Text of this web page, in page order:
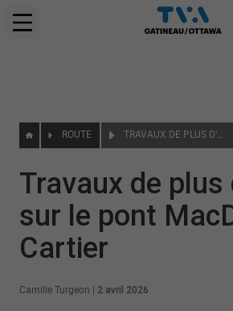
ROUTE TRAVAUX DE PLUS D’UN AN SUR LE PONT MACDONALD-CARTIER
Travaux de plus
sur le pont
Cartier
Camille Turgeon 2 avril 2026